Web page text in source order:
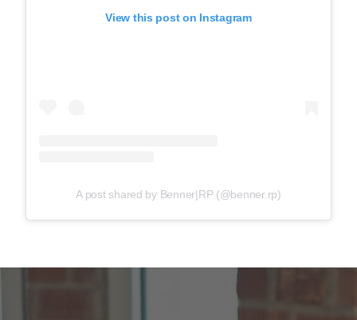
View this post on Instagram
A post shared by Benner|RP (@benner.rp)